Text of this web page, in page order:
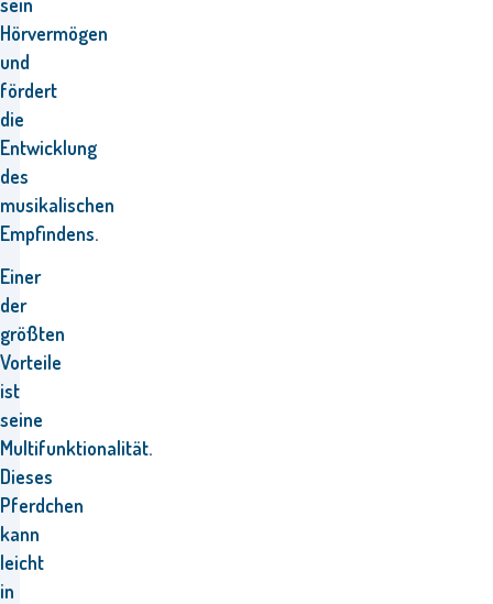
Hörvermögen
und
fördert
die
Entwicklung
des
musikalischen
Empfindens.
Einer
der
größten
Vorteile
ist
seine
Multifunktionalität.
Dieses
Pferdchen
kann
leicht
in